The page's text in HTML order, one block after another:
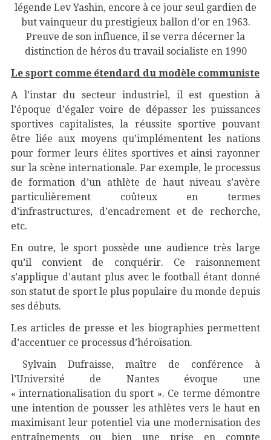
légende Lev Yashin, encore à ce jour seul gardien de
but vainqueur du prestigieux ballon d’or en 1963.
Preuve de son influence, il se verra décerner la
distinction de héros du travail socialiste en 1990
Le sport comme étendard du modèle communiste
A l’instar du secteur industriel, il est question à
l’époque d’égaler voire de dépasser les puissances
sportives capitalistes, la réussite sportive pouvant
être liée aux moyens qu’implémentent les nations
pour former leurs élites sportives et ainsi rayonner
sur la scène internationale. Par exemple, le processus
de formation d’un athlète de haut niveau s’avère
particulièrement coûteux en termes
d’infrastructures, d’encadrement et de recherche,
etc.
En outre, le sport possède une audience très large
qu’il convient de conquérir. Ce raisonnement
s’applique d’autant plus avec le football étant donné
son statut de sport le plus populaire du monde depuis
ses débuts.
Les articles de presse et les biographies permettent
d’accentuer ce processus d’héroïsation.
Sylvain Dufraisse, maître de conférence à
l’Université de Nantes évoque une
« internationalisation du sport ». Ce terme démontre
une intention de pousser les athlètes vers le haut en
maximisant leur potentiel via une modernisation des
entraînements ou bien une prise en compte